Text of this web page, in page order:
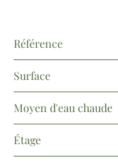
Référence
Surface
Moyen d'eau chaude
Étage